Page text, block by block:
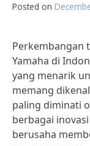
Posted on
Perkembangan
Yamaha di
yang menarik
memang
paling diminati
berbagai
berusaha